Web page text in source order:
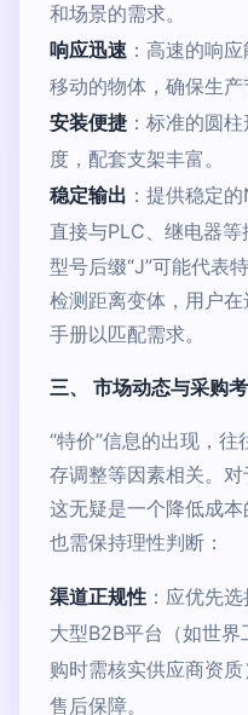
和场景的需求。
响应迅速 ：高速的响
移动的物体，确保生产
安装便捷 ：标准的圆
度，配套支架丰富。
稳定输出 ：提供稳定
直接与PLC、继电器等
型号后缀“J”可能代表
检测距离变体，用户
手册以匹配需求。
三、 市场动态与采购
“特价”信息的出现，
存调整等因素相关。对
这无疑是一个降低成
也需保持理性判断：
渠道正规性 ：应优先
大型B2B平台（如世
购时需核实供应商资
售后保障。